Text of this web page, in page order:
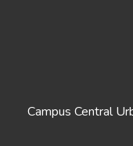
Campus Central